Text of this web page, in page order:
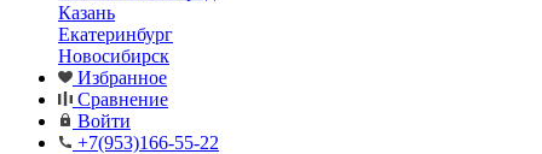
Казань
Екатеринбург
Новосибирск
Избранное
Сравнение
Войти
+7(953)166-55-22